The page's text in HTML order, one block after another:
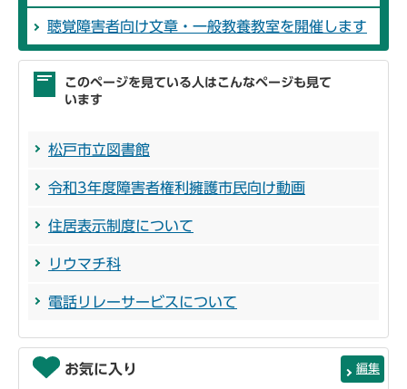
聴覚障害者向け文章・一般教養教室を開催します
このページを見ている人はこんなページも見て
います
松戸市立図書館
令和3年度障害者権利擁護市民向け動画
住居表示制度について
リウマチ科
電話リレーサービスについて
お気に入り 編集